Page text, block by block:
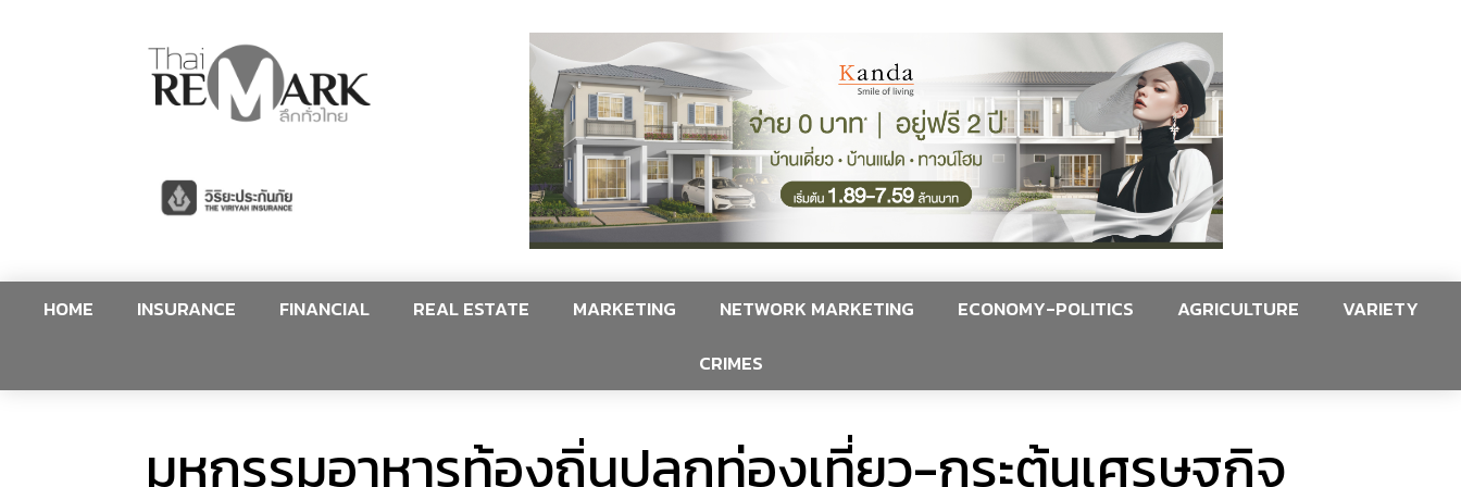
HOME INSURANCE FINANCIAL REAL ESTATE MARKETING NETWORK MARKETING ECONOMY-POLITICS AGRICULTURE
VARIETY
CRIMES
มหกรรมอาหารท้องถิ่นปลุกท่องเที่ยว-กระตุ้นเศรษฐกิจ